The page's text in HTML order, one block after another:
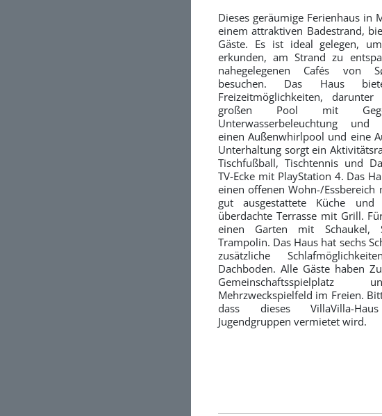
Dieses geräumige Ferienhaus in
einem attraktiven Badestrand,
Gäste. Es ist ideal gelegen,
erkunden, am Strand zu
nahegelegenen Cafés von
besuchen. Das Haus
Freizeitmöglichkeiten,
großen Pool mit
Unterwasserbeleuchtung und
einen Außenwhirlpool und eine
Unterhaltung sorgt ein
Tischfußball, Tischtennis und
TV-Ecke mit PlayStation 4. Das
einen offenen Wohn-/Essbereich
gut ausgestattete Küche und
überdachte Terrasse mit Grill.
einen Garten mit Schaukel,
Trampolin. Das Haus hat sechs
zusätzliche
Dachboden. Alle Gäste haben
Mehrzweckspielfeld im Freien.
dass dieses VillaVilla-
Jugendgruppen vermietet wird.